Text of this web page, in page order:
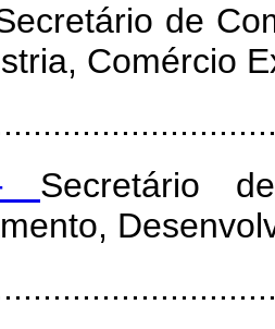
de
Comércio
Secretário